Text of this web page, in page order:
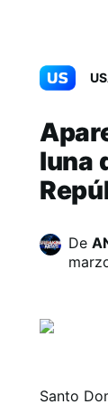
luna
De
Santo